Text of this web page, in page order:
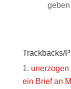
Trackbacks/
ein Brief an